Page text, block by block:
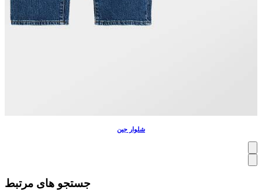
شلوار جین
جستجو های مرتبط